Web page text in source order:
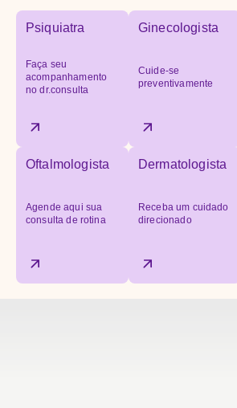
Psiquiatra
Faça seu
acompanhamento
no dr.consulta
Ginecologista
Cuide-se
preventivamente
Oftalmologista
Agende aqui sua
consulta de rotina
Dermatologista
Receba um cuidado
direcionado